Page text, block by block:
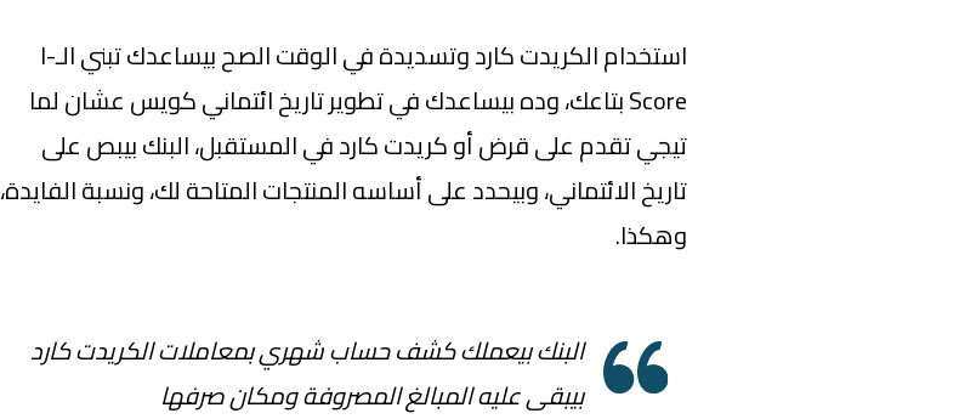
استخدام الكريدت كارد وتسديدة في الوقت الصح بيساعدك تبني الـI-
Score بتاعك، وده بيساعدك في تطوير تاريخ ائتماني كويس عشان لما
تيجي تقدم على قرض أو كريدت كارد في المستقبل، البنك بيبص على
تاريخ الائتماني، وبيحدد على أساسه المنتجات المتاحة لك، ونسبة الفايدة،
وهكذا.
البنك بيعملك كشف حساب شهري بمعاملات الكريدت كارد
بيبقى عليه المبالغ المصروفة ومكان صرفها